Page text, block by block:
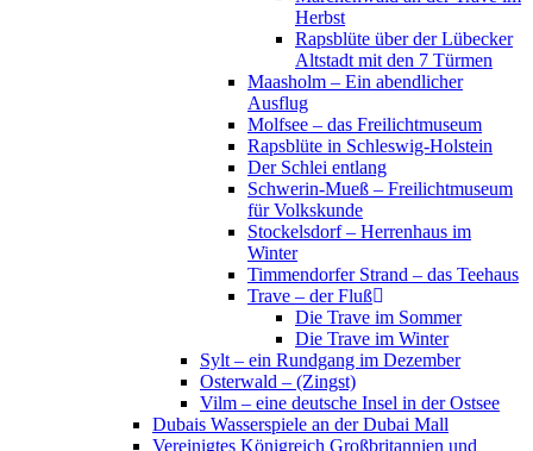
Herbst
Rapsblüte über der Lübecker
Altstadt mit den 7 Türmen
Maasholm – Ein abendlicher
Ausflug
Molfsee – das Freilichtmuseum
Rapsblüte in Schleswig-Holstein
Der Schlei entlang
Schwerin-Mueß – Freilichtmuseum
für Volkskunde
Stockelsdorf – Herrenhaus im
Winter
Timmendorfer Strand – das Teehaus
Trave – der Fluß
Die Trave im Sommer
Die Trave im Winter
Sylt – ein Rundgang im Dezember
Osterwald – (Zingst)
Vilm – eine deutsche Insel in der Ostsee
Dubais Wasserspiele an der Dubai Mall
Vereinigtes Königreich Großbritannien und